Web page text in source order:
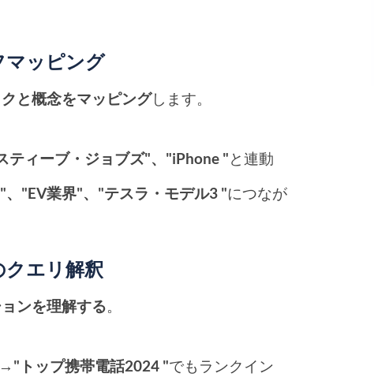
マッピング
と概念をマッピングします。
ティーブ・ジョブズ"、"iPhone "と連動
"EV業界"、"テスラ・モデル3 "につなが
エリ解釈
ンを理解する。
"トップ携帯電話2024 "でもランクイン